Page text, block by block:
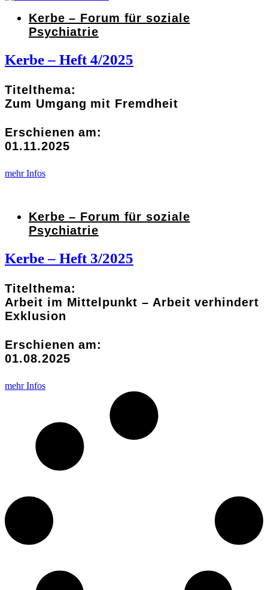
Kerbe – Forum für soziale
Psychiatrie
Kerbe – Heft 4/2025
Titelthema:
Zum Umgang mit Fremdheit
Erschienen am:
01.11.2025
mehr Infos
Kerbe – Forum für soziale
Psychiatrie
Kerbe – Heft 3/2025
Titelthema:
Arbeit im Mittelpunkt – Arbeit verhindert
Exklusion
Erschienen am:
01.08.2025
mehr Infos